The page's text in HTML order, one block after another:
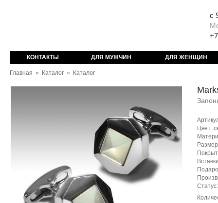
с
КОНТАКТЫ ДЛЯ МУЖЧИН ДЛЯ ЖЕНЩИН
Главная » Каталог » Каталог
Цвет: